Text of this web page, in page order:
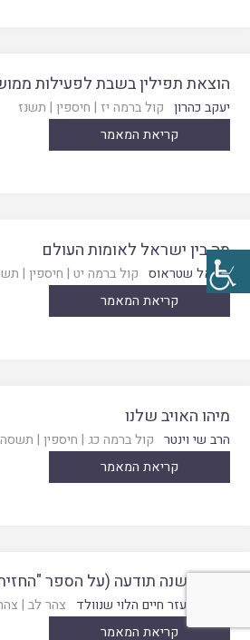
הוצאת תפילין בשבת לפעילות
יעקב כהרון קול ברמה יז | חיספין | תשנז
קריאת המאמר
מה בין ישראל לאומות העולם
נתנאל שטראוס קול ברמה יט | חיספין |
קריאת המאמר
מיהו האויב שלנו
הרב שי וינטר קול ברמה כג | חיספין | תשסה
קריאת המאמר
ספר משנה תודעה (על הספר
הרב אליעזר חיים הלוי שנוולד צהר לב |
קריאת המאמר